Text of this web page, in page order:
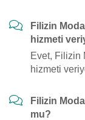
Filizin
hizmeti
Evet, Filizin
hizmeti
Filizin
mu?